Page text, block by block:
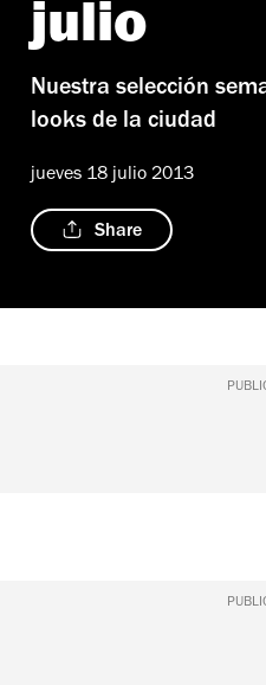
julio
Nuestra selección
looks de la ciudad
jueves 18 julio 2013
Share